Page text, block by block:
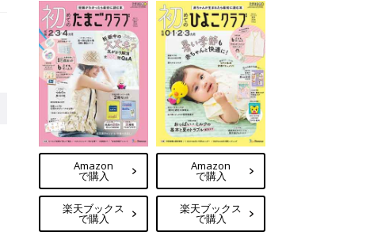
Amazon
で購入
楽天ブックス
で購入
Amazon
で購入
楽天ブックス
で購入